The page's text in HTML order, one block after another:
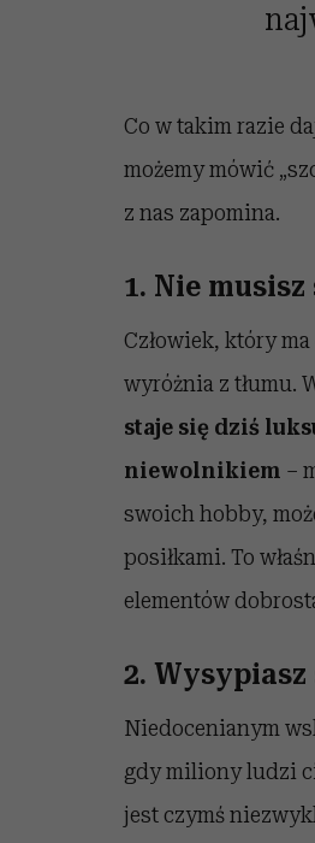
Co w takim razie
możemy mówić
z nas zapomina.
1. Nie
Człowiek, który
wyróżnia z tłumu.
staje się dziś
niewolnikiem –
swoich hobby,
posiłkami. To
elementów
2. Wysypiasz
Niedocenianym
gdy miliony ludzi
jest czymś